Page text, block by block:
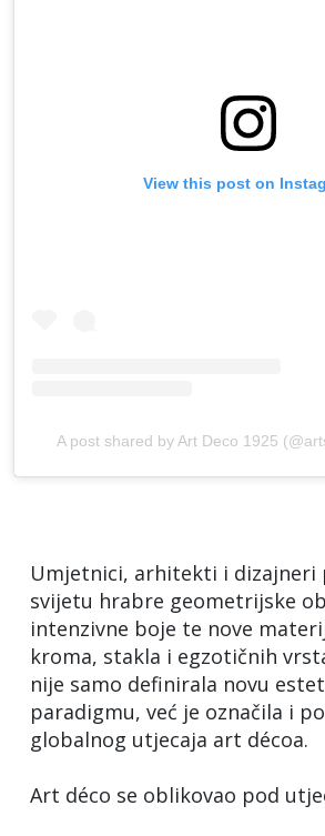
View this post on
A post shared by Art Deco 1925
Umjetnici, arhitekti i dizajneri
svijetu hrabre geometrijske
intenzivne boje te nove
kroma, stakla i egzotičnih
nije samo definirala novu
paradigmu, već je označila i
globalnog utjecaja art décoa.
Art déco se oblikovao pod